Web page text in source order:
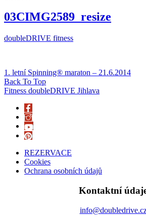
03CIMG2589_resize
doubleDRIVE fitness
1. letní Spinning® maraton – 21.6.2014
Back To Top
Fitness doubleDRIVE Jihlava
REZERVACE
Cookies
Ochrana osobních údajů
Kontaktní